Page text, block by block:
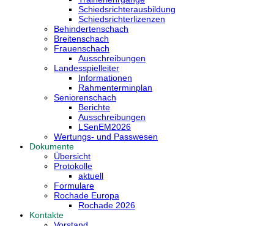
Schiedsrichterausbildung
Schiedsrichterlizenzen
Behindertenschach
Breitenschach
Frauenschach
Ausschreibungen
Landesspielleiter
Informationen
Rahmenterminplan
Seniorenschach
Berichte
Ausschreibungen
LSenEM2026
Wertungs- und Passwesen
Dokumente
Übersicht
Protokolle
aktuell
Formulare
Rochade Europa
Rochade 2026
Kontakte